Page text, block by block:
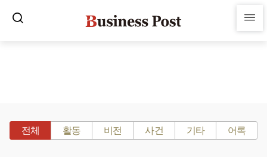
전체 활동 비전 사건 기타 어록